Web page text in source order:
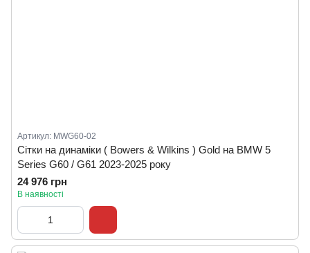
Артикул: MWG60-02
Сітки на динаміки ( Bowers & Wilkins ) Gold на BMW 5
Series G60 / G61 2023-2025 року
24 976 грн
В наявності